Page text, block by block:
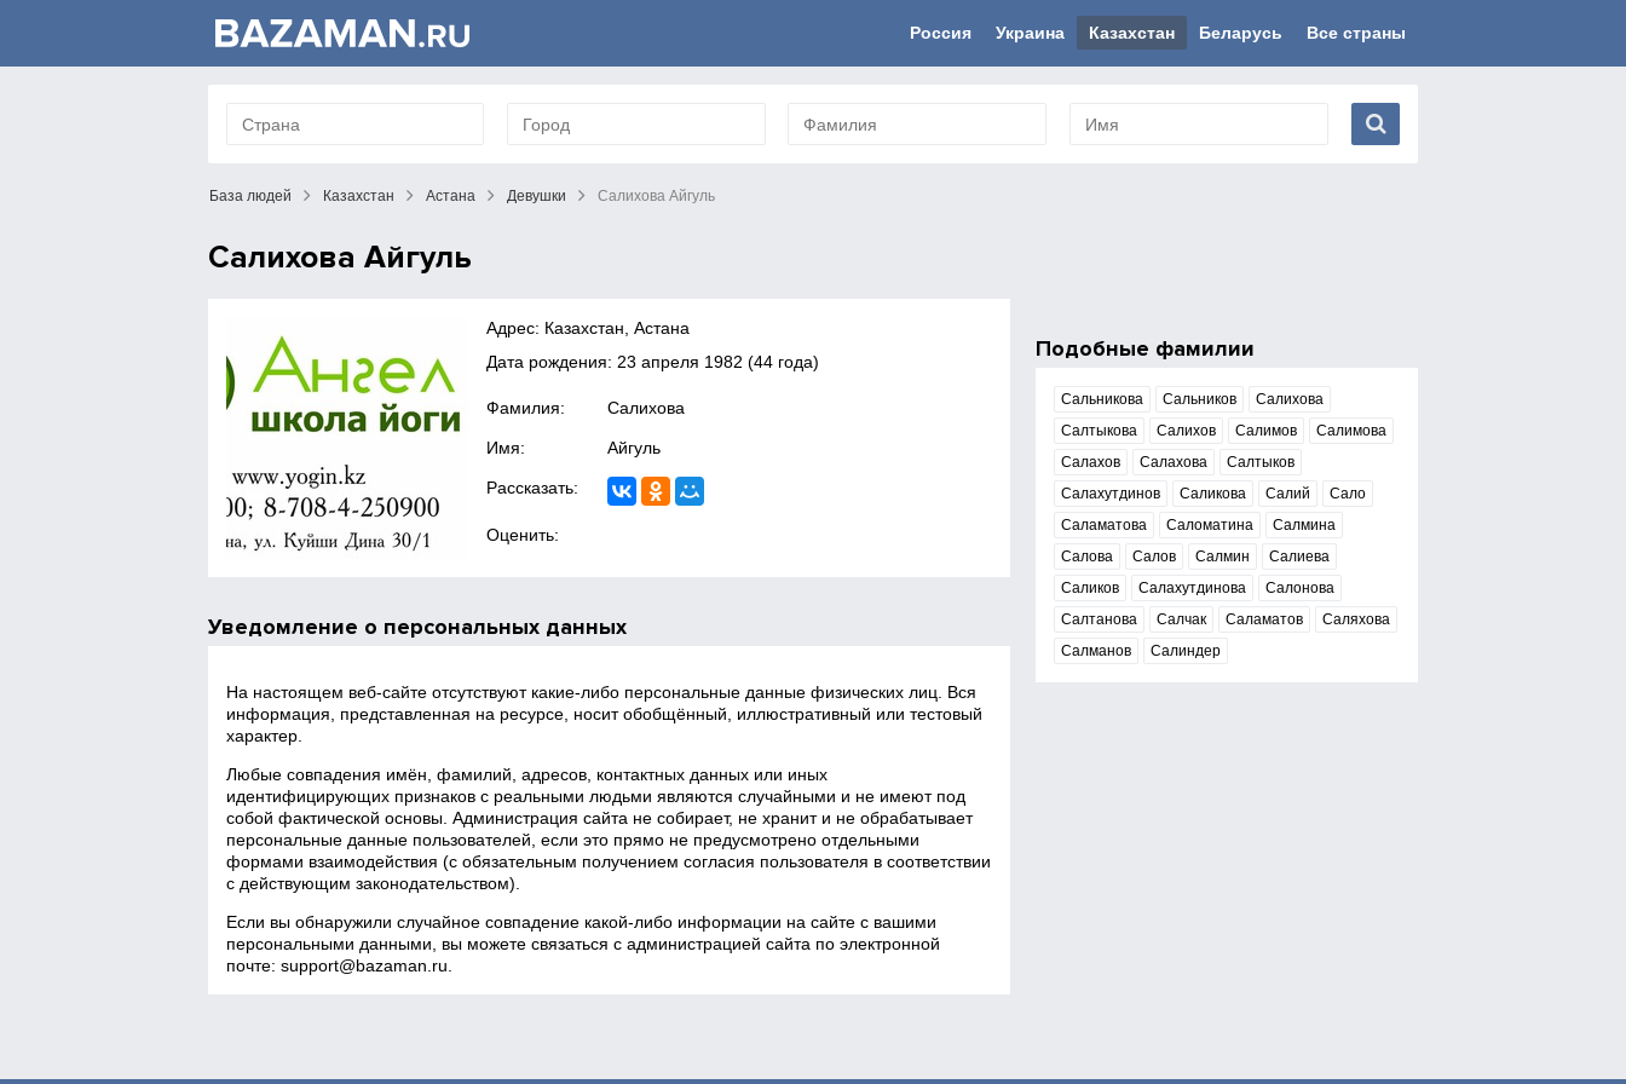
Россия Украина Казахстан Беларусь Все страны
База людей Казахстан Астана Девушки Салихова Айгуль
Салихова Айгуль
Адрес: Казахстан, Астана
Дата рождения: 23 апреля 1982 (44 года)
Фамилия: Салихова
Имя: Айгуль
Рассказать:
Оценить:
Уведомление о персональных данных
На настоящем веб‑сайте отсутствуют какие‑либо персональные данные физических лиц. Вся
информация, представленная на ресурсе, носит обобщённый, иллюстративный или тестовый
характер.
Любые совпадения имён, фамилий, адресов, контактных данных или иных
идентифицирующих признаков с реальными людьми являются случайными и не имеют под
собой фактической основы. Администрация сайта не собирает, не хранит и не обрабатывает
персональные данные пользователей, если это прямо не предусмотрено отдельными
формами взаимодействия (с обязательным получением согласия пользователя в соответствии
с действующим законодательством).
Если вы обнаружили случайное совпадение какой‑либо информации на сайте с вашими
персональными данными, вы можете связаться с администрацией сайта по электронной
почте:support@bazaman.ru
Подобные фамилии
Сальникова Сальников
Салихова
Салтыкова
Салихов Салимов
Салимова
Салахов
Салахова
Салтыков
Салахутдинов
Саликова Салий
Сало
Саламатова
Саломатина
Салмина
Салова
Салов Салмин
Салиева
Саликов
Салахутдинова
Салонова
Салтанова
Салчак Саламатов
Саляхова
Салманов
Салиндер